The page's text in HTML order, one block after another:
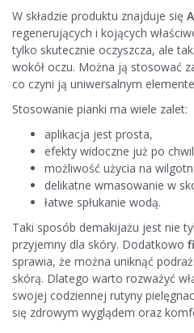
W składzie produktu znajduje się
regenerujących i kojących
tylko skutecznie oczyszcza, ale
wokół oczu. Można ją stosować
co czyni ją uniwersalnym
Stosowanie pianki ma wiele zalet:
aplikacja jest prosta,
efekty widoczne już po
możliwość użycia na
delikatne wmasowanie w
łatwe spłukanie wodą.
Taki sposób demakijażu jest nie
przyjemny dla skóry. Dodatkowo
sprawia, że można uniknąć
skórą. Dlatego warto rozważyć
swojej codziennej rutyny
się zdrowym wyglądem oraz